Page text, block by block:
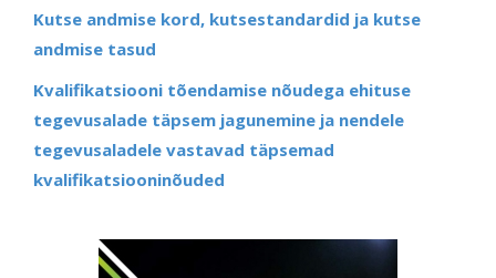
Kutse andmise kord, kutsestandardid ja kutse
andmise tasud
Kvalifikatsiooni tõendamise nõudega ehituse
tegevusalade täpsem jagunemine ja nendele
tegevusaladele vastavad täpsemad
kvalifikatsiooninõuded